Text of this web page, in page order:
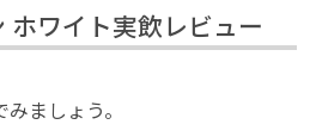
ホワイト実飲レビュー
ましょう。